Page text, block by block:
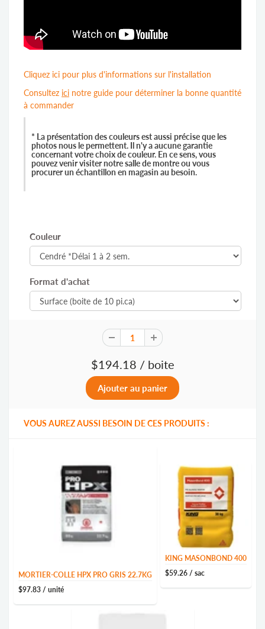
Cliquez ici pour plus d'informations sur l'installation
Consultez ici notre guide pour déterminer la bonne quantité
à commander
* La présentation des couleurs est aussi précise que les
photos nous le permettent. Il n'y a aucune garantie
concernant votre choix de couleur. En ce sens, vous
pouvez venir visiter notre salle de montre ou vous
procurer un échantillon en magasin au besoin.
Couleur
Format d'achat
$194.18 / boite
VOUS AUREZ AUSSI BESOIN DE CES PRODUITS :
MORTIER-COLLE HPX PRO GRIS 22.7KG
$97.83 / unité
KING MASONBOND 400
$59.26 / sac